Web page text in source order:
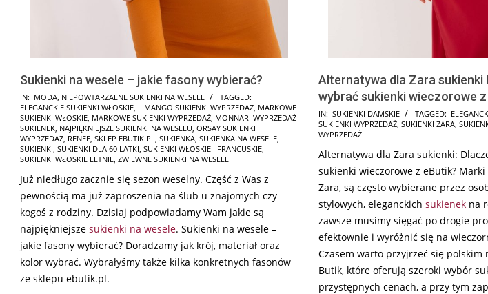
Sukienki na wesele – jakie fasony wybierać?
2026-
06-
10
IN: MODA, NIEPOWTARZALNE SUKIENKI NA WESELE
TAGGED:
ELEGANCKIE SUKIENKI WŁOSKIE, LIMANGO SUKIENKI WYPRZEDAŻ, MARKOWE
SUKIENKI WŁOSKIE, MARKOWE SUKIENKI WYPRZEDAŻ, MONNARI WYPRZEDAŻ
SUKIENEK, NAJPIĘKNIEJSZE SUKIENKI NA WESELU, ORSAY SUKIENKI
WYPRZEDAŻ, RENEE, SKLEP EBUTIK.PL, SUKIENKA, SUKIENKA NA WESELE,
SUKIENKI, SUKIENKI DLA 60 LATKI, SUKIENKI WŁOSKIE I FRANCUSKIE,
SUKIENKI WŁOSKIE LETNIE, ZWIEWNE SUKIENKI NA WESELE
Już niedługo zacznie się sezon weselny. Część z Was z
pewnością ma już zaproszenia na ślub u znajomych czy
kogoś z rodziny. Dzisiaj podpowiadamy Wam jakie są
najpiękniejsze sukienki na wesele. Sukienki na wesele –
jakie fasony wybierać? Doradzamy jak krój, materiał oraz
kolor wybrać. Wybrałyśmy także kilka konkretnych fasonów
ze sklepu ebutik.pl.
Alternatywa dla Zara sukienki
wybrać sukienki wieczorowe
2026-
05-
IN: SUKIENKI DAMSKIE TAGGED:
SUKIENKI WYPRZEDAŻ, SUKIENKI ZARA,
WYPRZEDAŻ
Alternatywa dla Zara sukienki:
sukienki wieczorowe z eButik?
Zara, są często wybierane przez
stylowych, eleganckich sukienek na
zawsze musimy sięgać po drogie
efektownie i wyróżnić się na
Czasem warto przyjrzeć się polskim
Butik, które oferują szeroki wybór
przystępnych cenach, a przy tym